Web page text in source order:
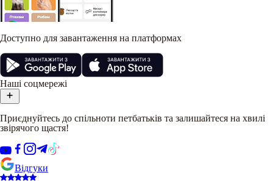
Доступно для завантаження на платформах
Наші соцмережі
Приєднуйтесь до спільноти петбатьків та залишайтеся на хвилі
звірячого щастя!
Відгуки